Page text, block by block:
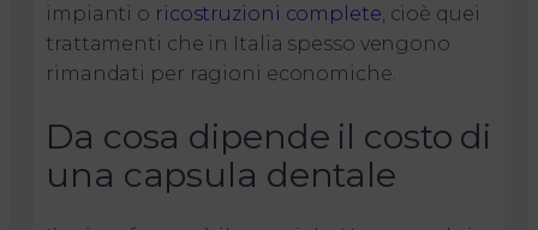
impianti o ricostruzioni complete, cioè quei
trattamenti che in Italia spesso vengono
rimandati per ragioni economiche.
Da cosa dipende il costo di
una capsula dentale